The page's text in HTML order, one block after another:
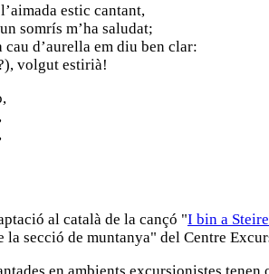
estic cantant,
somrís m’ha saludat;
d’aurella em diu ben clar:
volgut estirià!
al català de la cançó "I bin a
la secció de muntanya" del Centre